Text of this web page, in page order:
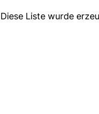
Diese Liste wurde